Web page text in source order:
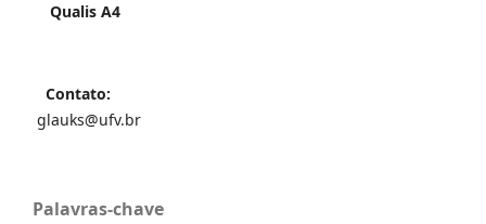
Qualis A4
Contato:
glauks@ufv.br
Palavras-chave